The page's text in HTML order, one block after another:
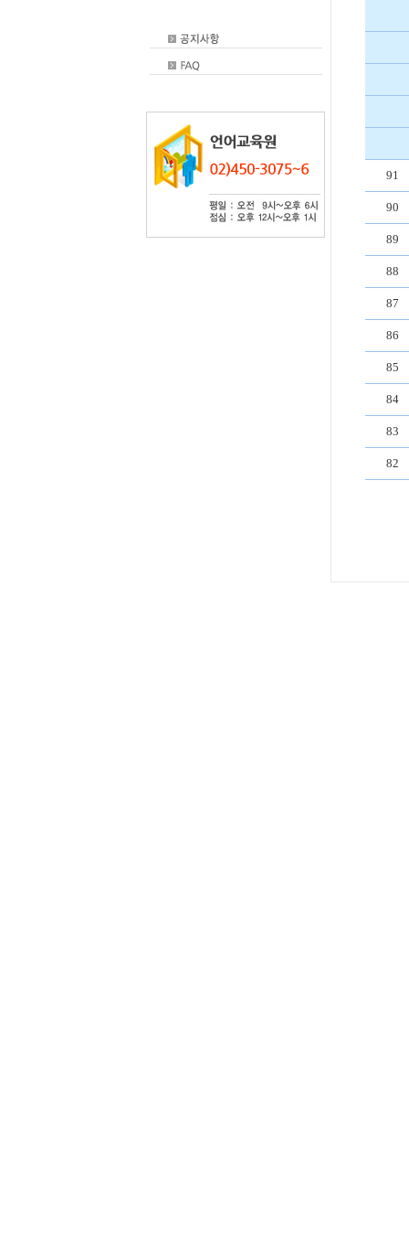
91
90
89
88
87
86
85
84
83
82